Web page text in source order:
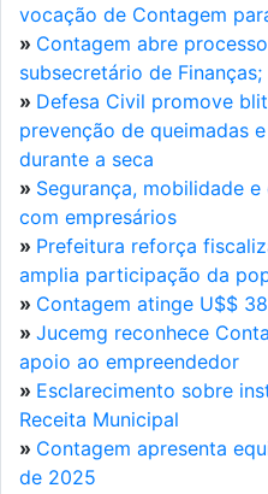
vocação de Contagem
» Contagem abre
subsecretário de
» Defesa Civil promove
prevenção de queimadas
durante a seca
» Segurança, mobilidade
com empresários
» Prefeitura reforça
amplia participação da
» Contagem atinge U$$
» Jucemg reconhece
apoio ao empreendedor
» Esclarecimento sobre
Receita Municipal
» Contagem apresenta
de 2025